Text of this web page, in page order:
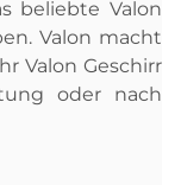
beliebte Valon
Valon macht
Valon Geschirr
oder nach